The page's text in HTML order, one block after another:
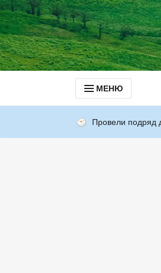
МЕНЮ
Провели подряд